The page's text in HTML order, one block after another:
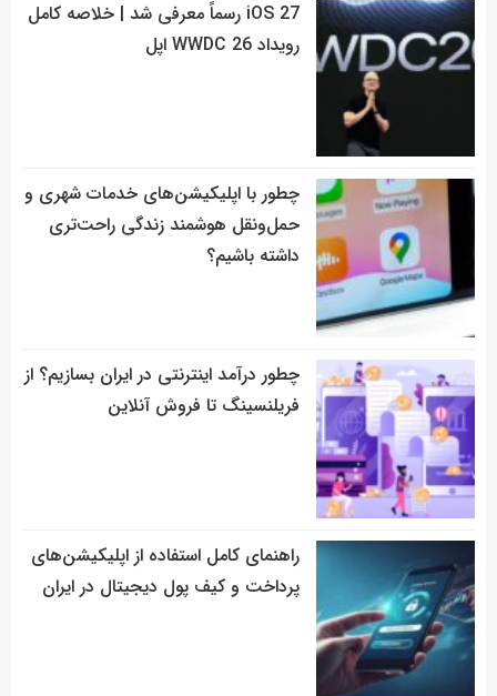
iOS 27 رسماً معرفی شد | خلاصه کامل
رویداد WWDC 26 اپل
چطور با اپلیکیشن‌های خدمات شهری و
حمل‌ونقل هوشمند زندگی راحت‌تری
داشته باشیم؟
چطور درآمد اینترنتی در ایران بسازیم؟ از
فریلنسینگ تا فروش آنلاین
راهنمای کامل استفاده از اپلیکیشن‌های
پرداخت و کیف پول دیجیتال در ایران